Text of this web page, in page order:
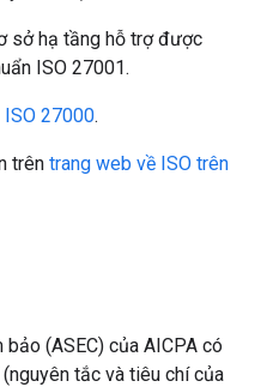
sở hạ tầng hỗ trợ được
ISO 27001.
ISO 27000.
trên trang web về ISO trên
(ASEC) của AICPA có
tắc và tiêu chí của